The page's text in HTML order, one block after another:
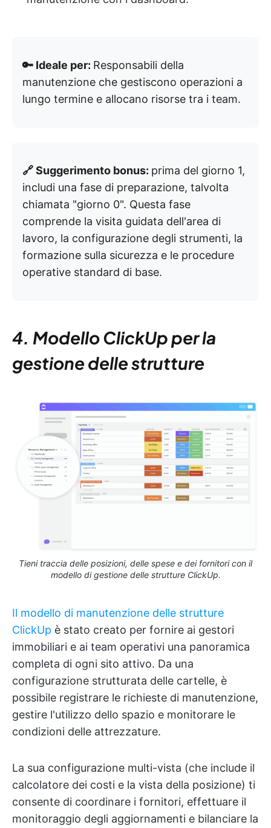
🔑 Ideale per: Responsabili della
manutenzione che gestiscono operazioni a
lungo termine e allocano risorse tra i team.
🔗 Suggerimento bonus: prima del giorno 1,
includi una fase di preparazione, talvolta
chiamata "giorno 0". Questa fase
comprende la visita guidata dell'area di
lavoro, la configurazione degli strumenti, la
formazione sulla sicurezza e le procedure
operative standard di base.
4. Modello ClickUp per la
gestione delle strutture
Tieni traccia delle posizioni, delle spese e dei fornitori con il
modello di gestione delle strutture ClickUp.
Il modello di manutenzione delle strutture
ClickUp è stato creato per fornire ai gestori
immobiliari e ai team operativi una panoramica
completa di ogni sito attivo. Da una
configurazione strutturata delle cartelle, è
possibile registrare le richieste di manutenzione,
gestire l'utilizzo dello spazio e monitorare le
condizioni delle attrezzature.
La sua configurazione multi-vista (che include il
calcolatore dei costi e la vista della posizione) ti
consente di coordinare i fornitori, effettuare il
monitoraggio degli aggiornamenti e bilanciare la